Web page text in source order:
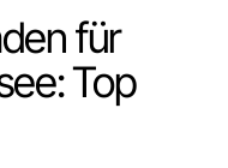
für
Top